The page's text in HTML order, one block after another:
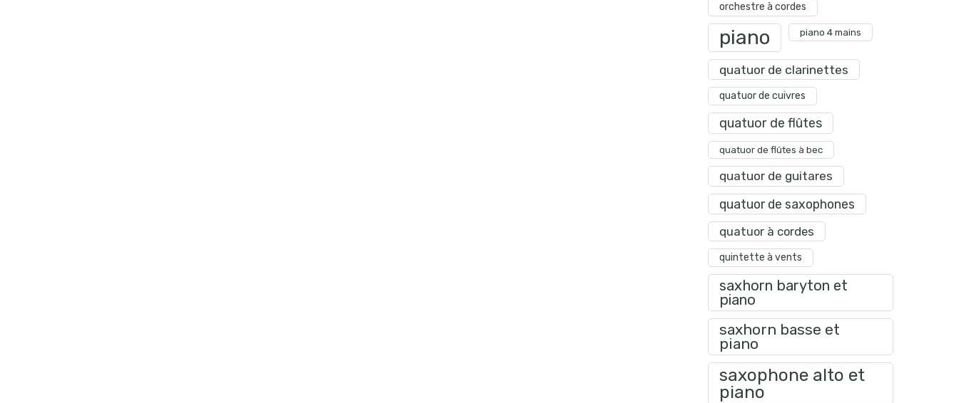
orchestre à cordes
piano piano 4 mains
quatuor de clarinettes
quatuor de cuivres
quatuor de flûtes
quatuor de flûtes à bec
quatuor de guitares
quatuor de saxophones
quatuor à cordes
quintette à vents
saxhorn baryton et
piano
saxhorn basse et
piano
saxophone alto et
piano